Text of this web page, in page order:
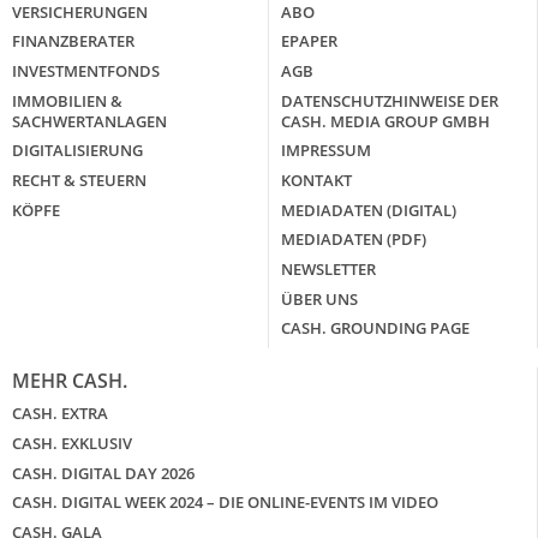
WEITERE ARTIKEL
zurückweiter
Mütterrente III Tabelle: So viel Renten-
Nachzahlung ist pro Kind möglich
mehr
VERSICHERUNGEN
FINANZBERATER
INVESTMENTFONDS
IMMOBILIEN &
SACHWERTANLAGEN
DIGITALISIERUNG
RECHT & STEUERN
KÖPFE
ABO
EPAPER
AGB
DATENSCHUTZHINWEISE DER
CASH. MEDIA GROUP GMBH
IMPRESSUM
KONTAKT
MEDIADATEN (DIGITAL)
MEDIADATEN (PDF)
NEWSLETTER
ÜBER UNS
CASH. GROUNDING PAGE
MEHR CASH.
CASH. EXTRA
CASH. EXKLUSIV
CASH. DIGITAL DAY 2026
CASH. DIGITAL WEEK 2024 – DIE ONLINE-EVENTS IM VIDEO
CASH. GALA